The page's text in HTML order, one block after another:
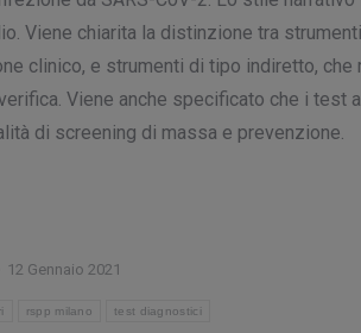
Viene chiarita la distinzione tra
clinico, e strumenti di tipo indiretto,
Viene anche specificato che i test
di screening di massa e prevenzione.
12 Gennaio 2021
rspp milano test diagnostici